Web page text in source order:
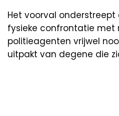
Het voorval
fysieke confrontatie met
politieagenten vrijwel
uitpakt van degene die